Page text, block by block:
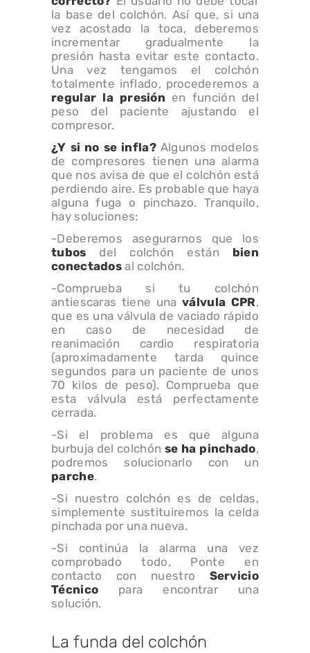
la base del colchón. Así que, si una
vez acostado la toca, deberemos
incrementar gradualmente la
presión hasta evitar este contacto.
Una vez tengamos el colchón
totalmente inflado, procederemos a
regular la presión en función del
peso del paciente ajustando el
compresor.
¿Y si no se infla?Algunos modelos
de compresores tienen una alarma
que nos avisa de que el colchón está
perdiendo aire. Es probable que haya
alguna fuga o pinchazo. Tranquilo,
hay soluciones:
-Deberemos asegurarnos que los
tubos del colchón están bien
conectados al colchón.
-Comprueba si tu colchón
antiescaras tiene unaválvula CPR,
que es una válvula de vaciado rápido
en caso de necesidad de
reanimación cardio respiratoria
(aproximadamente tarda quince
segundos para un paciente de unos
70 kilos de peso). Comprueba que
esta válvula está perfectamente
cerrada.
-Si el problema es que alguna
burbuja del colchón se ha pinchado,
podremos solucionarlo con un
parche.
-Si nuestro colchón es de celdas,
simplemente sustituiremos la celda
pinchada por una nueva.
-Si continúa la alarma una vez
comprobado todo, Ponte en
contacto con nuestro Servicio
Técnico para encontrar una
solución.
La funda del colchón